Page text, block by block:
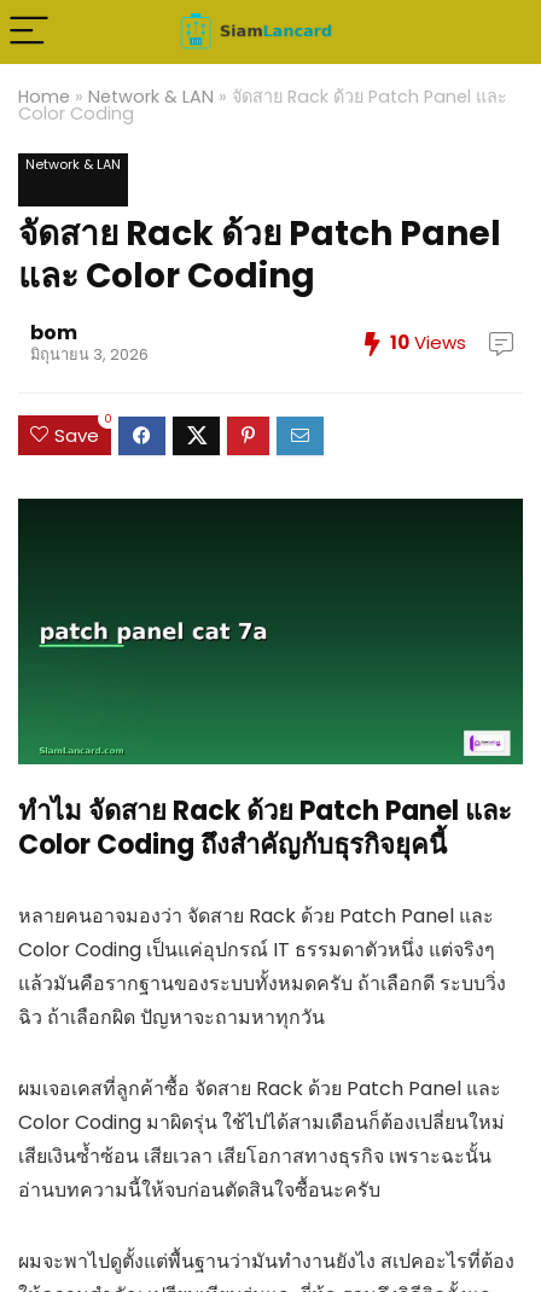
Home » Network & LAN » จัดสาย Rack ด้วย Patch Panel และ
Color Coding
Network & LAN
จัดสาย Rack ด้วย Patch Panel
และ Color Coding
bom
มิถุนายน 3, 2026 10Views
Save
0
ทำไม จัดสาย Rack ด้วย Patch Panel และ
Color Coding ถึงสำคัญกับธุรกิจยุคนี้
หลายคนอาจมองว่า จัดสาย Rack ด้วย Patch Panel และ
Color Coding เป็นแค่อุปกรณ์ IT ธรรมดาตัวหนึ่ง แต่จริงๆ
แล้วมันคือรากฐานของระบบทั้งหมดครับ ถ้าเลือกดี ระบบวิ่ง
ฉิว ถ้าเลือกผิด ปัญหาจะถามหาทุกวัน
ผมเจอเคสที่ลูกค้าซื้อ จัดสาย Rack ด้วย Patch Panel และ
Color Coding มาผิดรุ่น ใช้ไปได้สามเดือนก็ต้องเปลี่ยนใหม่
เสียเงินซ้ำซ้อน เสียเวลา เสียโอกาสทางธุรกิจ เพราะฉะนั้น
อ่านบทความนี้ให้จบก่อนตัดสินใจซื้อนะครับ
ผมจะพาไปดูตั้งแต่พื้นฐานว่ามันทำงานยังไง สเปคอะไรที่ต้อง